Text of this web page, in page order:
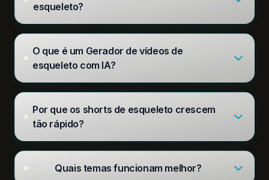
esqueleto?
O que é um Gerador de vídeos de
esqueleto com IA?
Por que os shorts de esqueleto crescem
tão rápido?
Quais temas funcionam melhor?